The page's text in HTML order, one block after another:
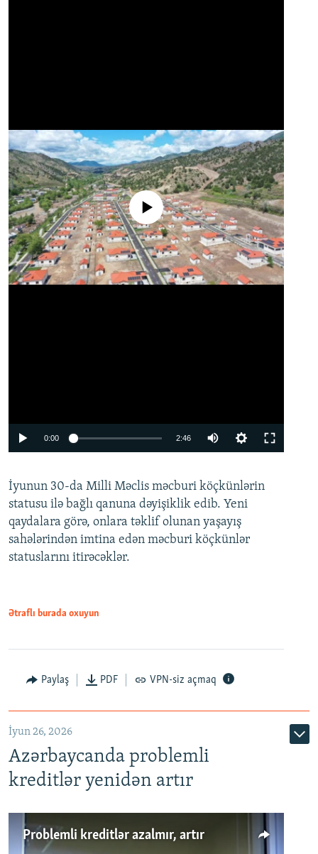
Auto 240p 360p 480p
720p 1080p
No media source currently available
0:00 2:46
360p
480p
720p
İyunun 30-da Milli Məclis məcburi köçkünlərin
statusu ilə bağlı qanuna dəyişiklik edib. Yeni
qaydalara görə, onlara təklif olunan yaşayış
sahələrindən imtina edən məcburi köçkünlər
statuslarını itirəcəklər.
Ətraflı burada oxuyun
Paylaş PDF VPN-siz açmaq
İyun 26, 2026
Azərbaycanda problemli
kreditlər yenidən artır
Problemli kreditlər azalmır, artır